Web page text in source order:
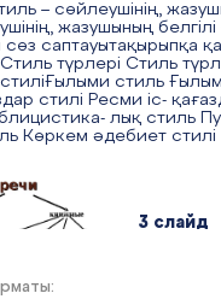
– сөйлеушінің,
жазушының
сөз саптауытақырыпқа
түрлері Стиль
стиль
стилі Ресми іс-
лық стиль
Көркем әдебиет стилі
3 слайд